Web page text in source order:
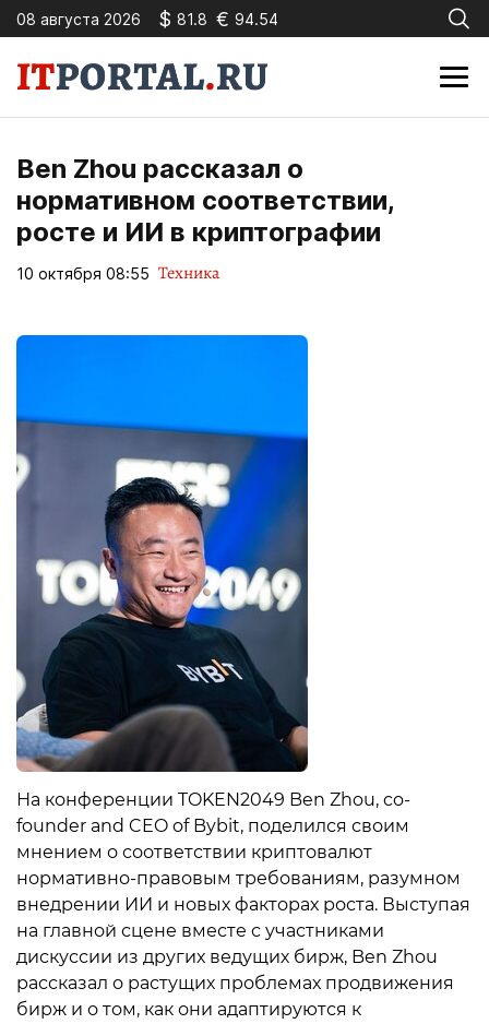
08 августа 2026 $ 81.8 € 94.54
Ben Zhou рассказал о
нормативном соответствии,
росте и ИИ в криптографии
10 октября 08:55 Техника
На конференции TOKEN2049 Ben Zhou, co-
founder and CEO of Bybit, поделился своим
мнением о соответствии криптовалют
нормативно-правовым требованиям, разумном
внедрении ИИ и новых факторах роста. Выступая
на главной сцене вместе с участниками
дискуссии из других ведущих бирж, Ben Zhou
рассказал о растущих проблемах продвижения
бирж и о том, как они адаптируются к